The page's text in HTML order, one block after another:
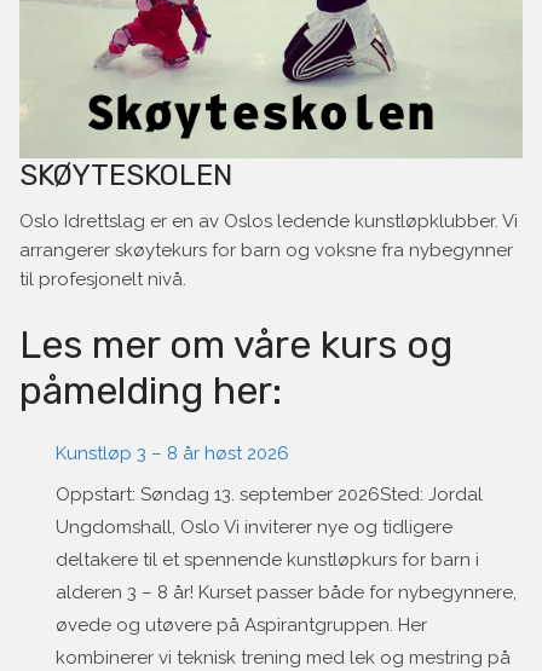
SKØYTESKOLEN
Oslo Idrettslag er en av Oslos ledende kunstløpklubber. Vi
arrangerer skøytekurs for barn og voksne fra nybegynner
til profesjonelt nivå.
Les mer om våre kurs og
påmelding her:
Kunstløp 3 – 8 år høst 2026
Oppstart: Søndag 13. september 2026Sted: Jordal
Ungdomshall, Oslo Vi inviterer nye og tidligere
deltakere til et spennende kunstløpkurs for barn i
alderen 3 – 8 år! Kurset passer både for nybegynnere,
øvede og utøvere på Aspirantgruppen. Her
kombinerer vi teknisk trening med lek og mestring på